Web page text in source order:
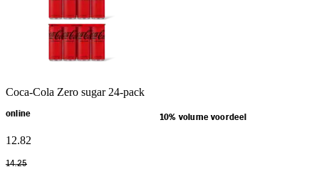
Coca-Cola Zero sugar 24-pack
online 10% volume voordeel
12.82
14.25